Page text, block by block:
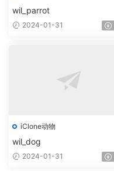
wil_parrot
2024-01-31
iClone动物
wil_dog
2024-01-31